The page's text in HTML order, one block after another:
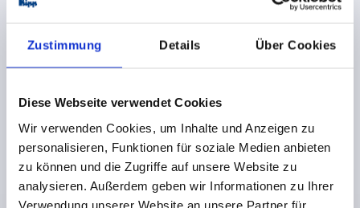
Zustimmung Details Über Cookies
Diese Webseite verwendet Cookies
Wir verwenden Cookies, um Inhalte und Anzeigen zu
personalisieren, Funktionen für soziale Medien anbieten
zu können und die Zugriffe auf unsere Website zu
analysieren. Außerdem geben wir Informationen zu Ihrer
Verwendung unserer Website an unsere Partner für
BOHRUNGSABSTAND=80
BEFESTIGUNGSBOHRUNG=M6
Bestellnummer:K0241.080181
zzgl. MwSt.
PRODUKTDETAILS